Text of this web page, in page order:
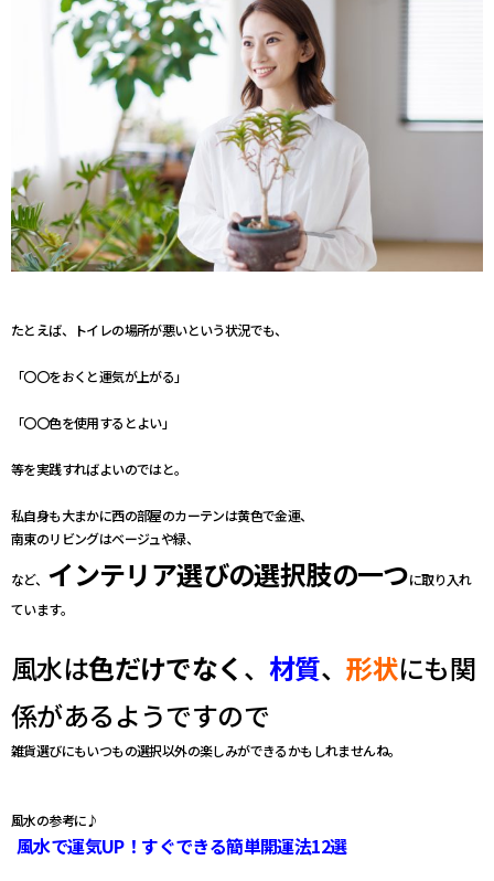
たとえば、トイレの場所が悪いという状況でも、
「〇〇をおくと運気が上がる」
「〇〇色を使用するとよい」
等を実践すればよいのではと。
私自身も大まかに西の部屋のカーテンは黄色で金運、
南東のリビングはベージュや緑、
など、 インテリア選びの選択肢の一つに取り入れ
ています。
風水は色だけでなく 、材質、形状にも関
係があるようですので
雑貨選びにもいつもの選択以外の楽しみができるかもしれませんね。
風水の参考に♪
風水で運気UP！すぐできる簡単開運法12選